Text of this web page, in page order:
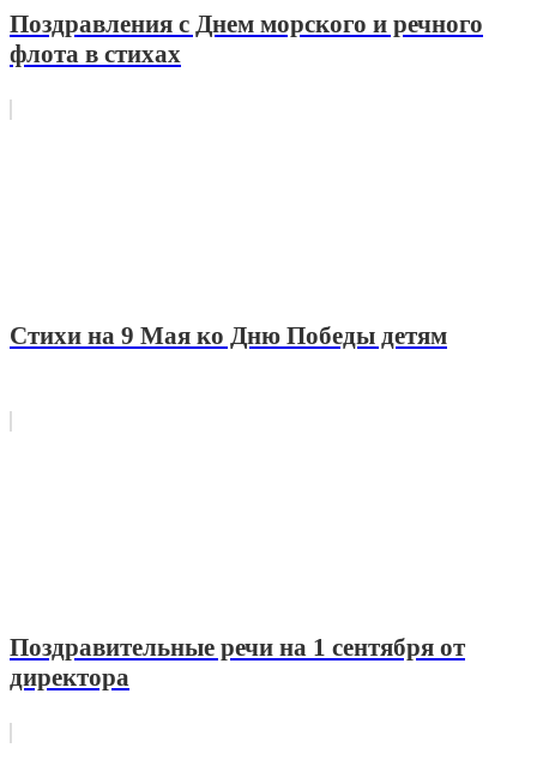
Поздравления с Днем морского и речного
флота в стихах
Стихи на 9 Мая ко Дню Победы детям
Поздравительные речи на 1 сентября от
директора